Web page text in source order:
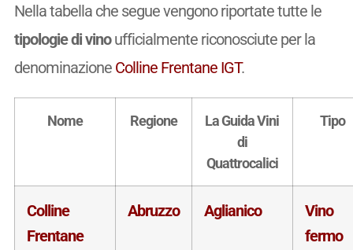
Nella tabella che segue vengono riportate tutte le
tipologie di vinoufficialmente riconosciute per la
denominazione Colline Frentane IGT.
Nome Regione
La Guida Vini
di
Quattrocalici
Tipo
Colline
Frentane
Abruzzo Aglianico
Vino
fermo